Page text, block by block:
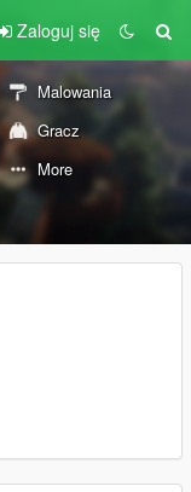
Zaloguj się
Malowania
Gracz
More